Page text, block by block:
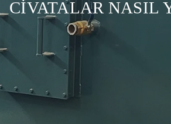
CIVATALAR NASIL